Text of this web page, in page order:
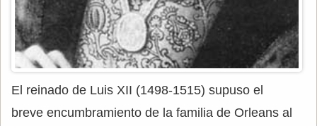
El reinado de Luis XII (1498-1515) supuso el
breve encumbramiento de la familia de Orleans al